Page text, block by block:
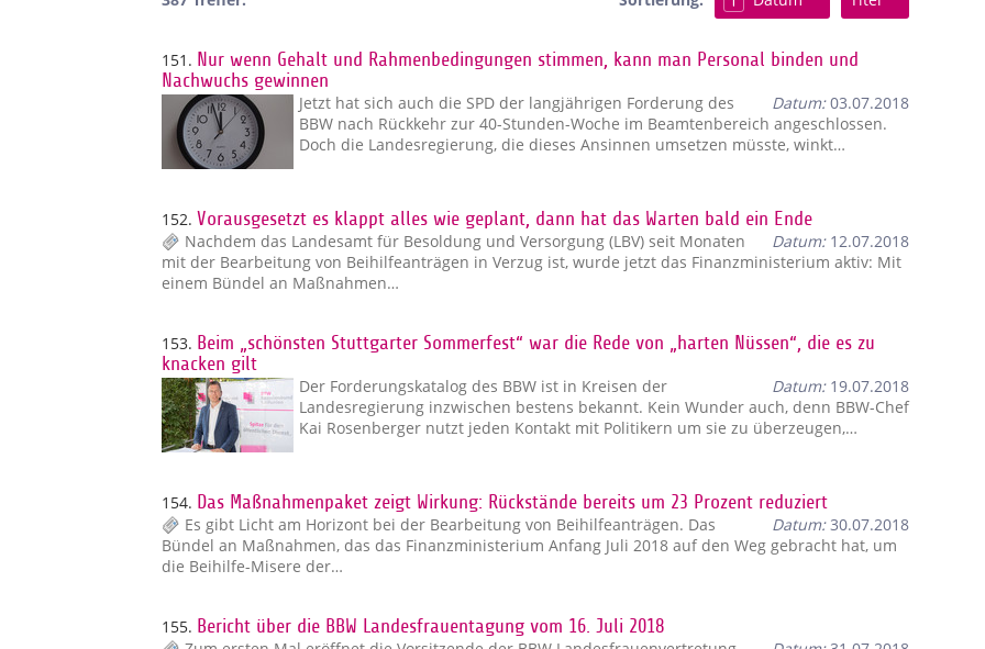
151. Nur wenn Gehalt und Rahmenbedingungen stimmen, kann man Personal binden und
Nachwuchs gewinnen
Datum:03.07.2018
Jetzt hat sich auch die SPD der langjährigen Forderung des
BBW nach Rückkehr zur 40-Stunden-Woche im Beamtenbereich angeschlossen.
Doch die Landesregierung, die dieses Ansinnen umsetzen müsste, winkt…
152. Vorausgesetzt es klappt alles wie geplant, dann hat das Warten bald ein Ende
Datum:12.07.2018
Nachdem das Landesamt für Besoldung und Versorgung (LBV) seit Monaten
mit der Bearbeitung von Beihilfeanträgen in Verzug ist, wurde jetzt das Finanzministerium aktiv: Mit
einem Bündel an Maßnahmen…
153. Beim „schönsten Stuttgarter Sommerfest“ war die Rede von „harten Nüssen“, die es zu
knacken gilt
Datum:19.07.2018
Der Forderungskatalog des BBW ist in Kreisen der
Landesregierung inzwischen bestens bekannt. Kein Wunder auch, denn BBW-Chef
Kai Rosenberger nutzt jeden Kontakt mit Politikern um sie zu überzeugen,…
154. Das Maßnahmenpaket zeigt Wirkung: Rückstände bereits um 23 Prozent reduziert
Datum:30.07.2018
Es gibt Licht am Horizont bei der Bearbeitung von Beihilfeanträgen. Das
Bündel an Maßnahmen, das das Finanzministerium Anfang Juli 2018 auf den Weg gebracht hat, um
die Beihilfe-Misere der…
155. Bericht über die BBW Landesfrauentagung vom 16. Juli 2018